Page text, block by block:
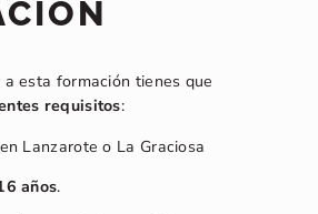
esta formación tienes que
requisitos:
en Lanzarote o La Graciosa
años.